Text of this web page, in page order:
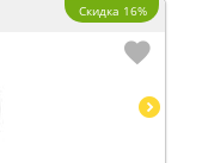
Скидка 16%